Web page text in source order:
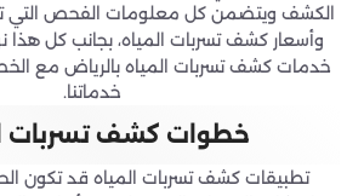
الكشف ويتضمن كل معلومات الفحص التي
وأسعار كشف تسربات المياه، بجانب كل
خدمات كشف تسربات المياه بالرياض مع
خدماتنا.
خطوات كشف تسربات
تطبيقات كشف تسربات المياه قد تكون